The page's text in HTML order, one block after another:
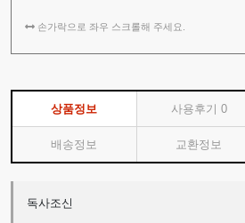
손가락으로 좌우 스크롤해 주세요.
상품정보 사용후기 0
배송정보 교환정보
독사조신